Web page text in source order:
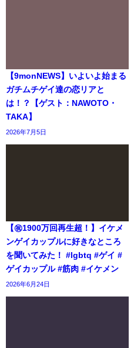
【9monNEWS】いよいよ始まる
ガチムチゲイ達の恋リアと
は！？【ゲスト：NAWOTO・
TAKA】
2026年7月5日
【㊗️1900万回再生超！】イケメ
ンゲイカップルに好きなところ
を聞いてみた！ #lgbtq #ゲイ #
ゲイカップル #筋肉 #イケメン
2026年6月24日